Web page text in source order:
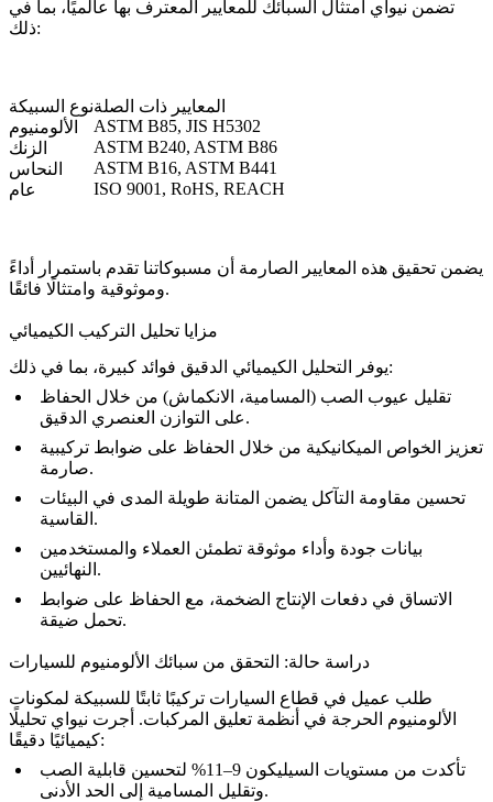
تضمن نيواي امتثال السبائك للمعايير المعترف بها عالميًا، بما في
ذلك:
نوع السبيكةالمعايير ذات الصلة
الألومنيوم
ASTM B85, JIS H5302
الزنك
ASTM B240, ASTM B86
النحاس
ASTM B16, ASTM B441
عام
ISO 9001, RoHS, REACH
يضمن تحقيق هذه المعايير الصارمة أن مسبوكاتنا تقدم باستمرار أداءً
وموثوقية وامتثالًا فائقًا.
مزايا تحليل التركيب الكيميائي
يوفر التحليل الكيميائي الدقيق فوائد كبيرة، بما في ذلك:
تقليل عيوب الصب (المسامية، الانكماش) من خلال الحفاظ
على التوازن العنصري الدقيق.
تعزيز الخواص الميكانيكية من خلال الحفاظ على ضوابط تركيبية
صارمة.
تحسين مقاومة التآكل يضمن المتانة طويلة المدى في البيئات
القاسية.
بيانات جودة وأداء موثوقة تطمئن العملاء والمستخدمين
النهائيين.
الاتساق في دفعات الإنتاج الضخمة، مع الحفاظ على ضوابط
تحمل ضيقة.
دراسة حالة: التحقق من سبائك الألومنيوم للسيارات
طلب عميل في قطاع السيارات تركيبًا ثابتًا للسبيكة لمكونات
الألومنيوم الحرجة في أنظمة تعليق المركبات. أجرت نيواي تحليلًا
كيميائيًا دقيقًا:
تأكدت من مستويات السيليكون 9–11% لتحسين قابلية الصب
وتقليل المسامية إلى الحد الأدنى.